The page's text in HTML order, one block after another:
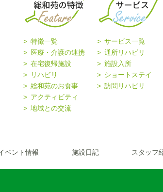
特徴一覧
医療・介護の連携
在宅復帰施設
リハビリ
総和苑のお食事
アクティビティ
地域との交流
サービス一覧
通所リハビリ
施設入所
ショートステイ
訪問リハビリ
ベント情報 施設日記 スタッフ